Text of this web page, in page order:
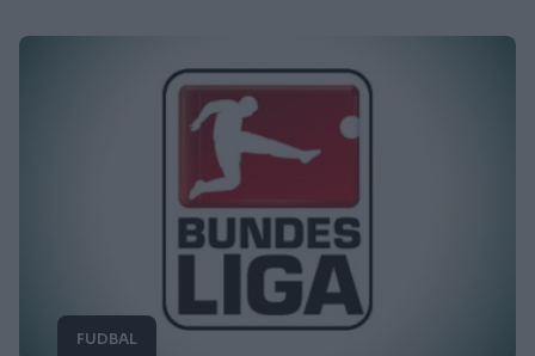
FUDBAL